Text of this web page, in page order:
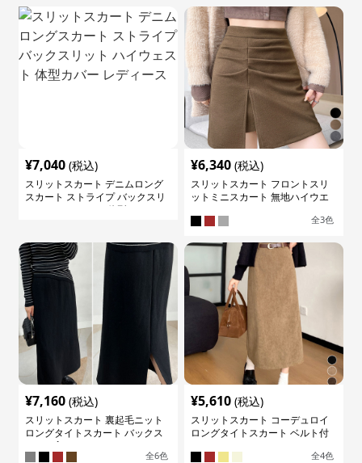
¥7,040 (税込)
スリットスカート デニムロング
スカート ストライプ バックスリ
ット ハイウェスト 体型カバー レ
¥6,340 (税込)
スリットスカート フロントスリ
ットミニスカート 無地ハイウエ
全3色
¥7,160 (税込)
スリットスカート 裏起毛ニット
ロングタイトスカート バックス
リット入り
全6色
¥5,610 (税込)
スリットスカート コーデュロイ
ロングタイトスカート ベルト付
全4色